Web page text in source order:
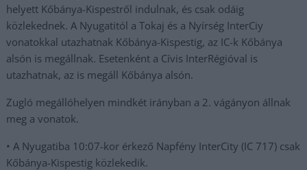
helyett Kőbánya-Kispestről indulnak, és csak odáig
közlekednek. A Nyugatitól a Tokaj és a Nyírség InterCiy
vonatokkal utazhatnak Kőbánya-Kispestig, az IC-k Kőbánya
alsón is megállnak. Esetenként a Cívis InterRégióval is
utazhatnak, az is megáll Kőbánya alsón.
Zugló megállóhelyen mindkét irányban a 2. vágányon állnak
meg a vonatok.
• A Nyugatiba 10:07-kor érkező Napfény InterCity (IC 717) csak
Kőbánya-Kispestig közlekedik.